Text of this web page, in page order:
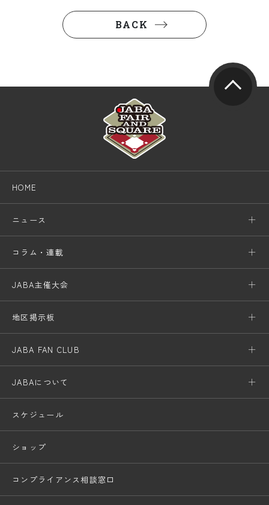
BACK
HOME
ニュース
コラム・連載
JABA主催大会
地区掲示板
JABA FAN CLUB
JABAについて
スケジュール
ショップ
コンプライアンス相談窓口